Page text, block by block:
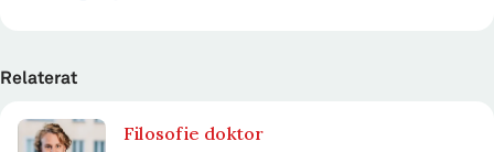
Relaterat
Filosofie doktor